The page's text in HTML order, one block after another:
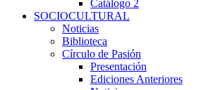
Catálogo 2
SOCIOCULTURAL
Noticias
Biblioteca
Círculo de Pasión
Presentación
Ediciones Anteriores